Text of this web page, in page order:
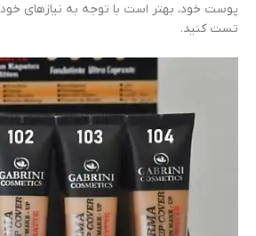
پوست خود، بهتر است با توجه به نیازهای
تست کنید.